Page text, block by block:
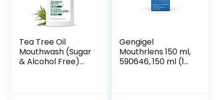
Tea Tree Oil
Mouthwash (Sugar
& Alcohol Free)
Gengigel
Mouthrlens 150 ml,
590646, 150 ml (1